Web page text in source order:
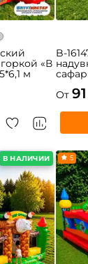
«В
м
B-
От
В НАЛИЧИИ 5